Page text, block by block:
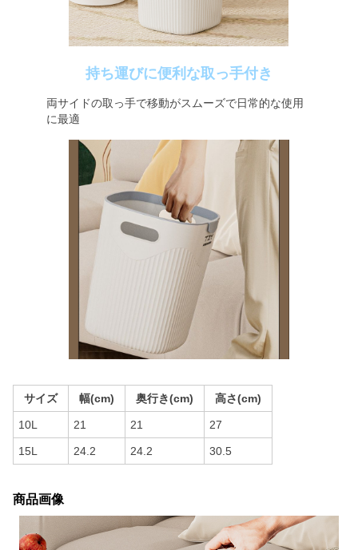
持ち運びに便利な取っ手付き
両サイドの取っ手で移動がスムーズで日常的な使用
に最適
サイズ 幅(cm) 奥行き(cm) 高さ(cm)
10L 21 21 27
15L 24.2 24.2 30.5
商品画像